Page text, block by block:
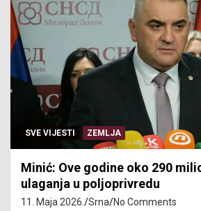
SVE VIJESTI ZEMLJA
Minić: Ove godine oko 290
ulaganja u poljoprivredu
11. Maja 2026. Srna No Comments